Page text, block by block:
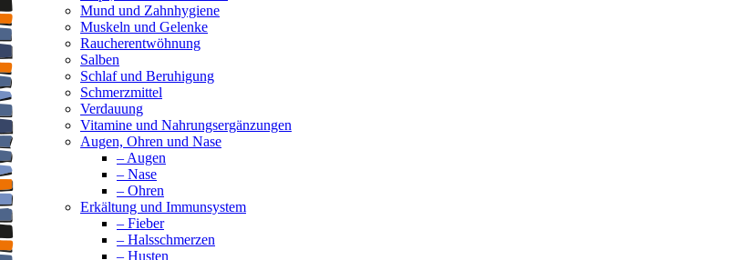
Mund und Zahnhygiene
Muskeln und Gelenke
Raucherentwöhnung
Salben
Schlaf und Beruhigung
Schmerzmittel
Verdauung
Vitamine und Nahrungsergänzungen
Augen, Ohren und Nase
– Augen
– Nase
– Ohren
Erkältung und Immunsystem
– Fieber
– Halsschmerzen
– Husten